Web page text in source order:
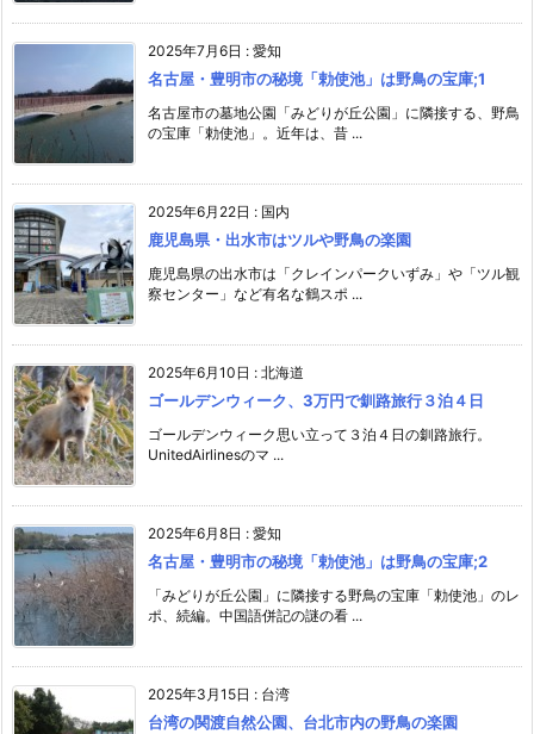
2025年7月6日 : 愛知
名古屋・豊明市の秘境「勅使池」は野鳥の宝庫;1
名古屋市の墓地公園「みどりが丘公園」に隣接する、野鳥
の宝庫「勅使池」。近年は、昔 ...
2025年6月22日 : 国内
鹿児島県・出水市はツルや野鳥の楽園
鹿児島県の出水市は「クレインパークいずみ」や「ツル観
察センター」など有名な鶴スポ ...
2025年6月10日 : 北海道
ゴールデンウィーク、3万円で釧路旅行３泊４日
ゴールデンウィーク思い立って３泊４日の釧路旅行。
UnitedAirlinesのマ ...
2025年6月8日 : 愛知
名古屋・豊明市の秘境「勅使池」は野鳥の宝庫;2
「みどりが丘公園」に隣接する野鳥の宝庫「勅使池」のレ
ポ、続編。中国語併記の謎の看 ...
2025年3月15日 : 台湾
台湾の関渡自然公園、台北市内の野鳥の楽園